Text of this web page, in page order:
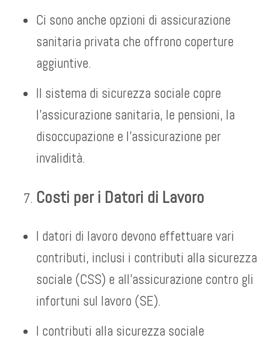
Ci sono anche opzioni di assicurazione
sanitaria privata che offrono coperture
aggiuntive.
Il sistema di sicurezza sociale copre
l’assicurazione sanitaria, le pensioni, la
disoccupazione e l’assicurazione per
invalidità.
Costi per i Datori di Lavoro
I datori di lavoro devono effettuare vari
contributi, inclusi i contributi alla sicurezza
sociale (CSS) e all’assicurazione contro gli
infortuni sul lavoro (SE).
I contributi alla sicurezza sociale